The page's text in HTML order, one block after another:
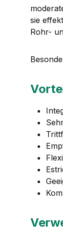
sie
Rohr-